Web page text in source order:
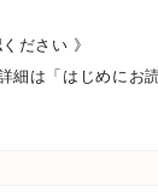
ださい 》
細は「はじめにお